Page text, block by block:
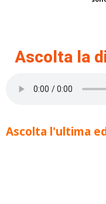
Ascolta la
Ascolta l'ultima